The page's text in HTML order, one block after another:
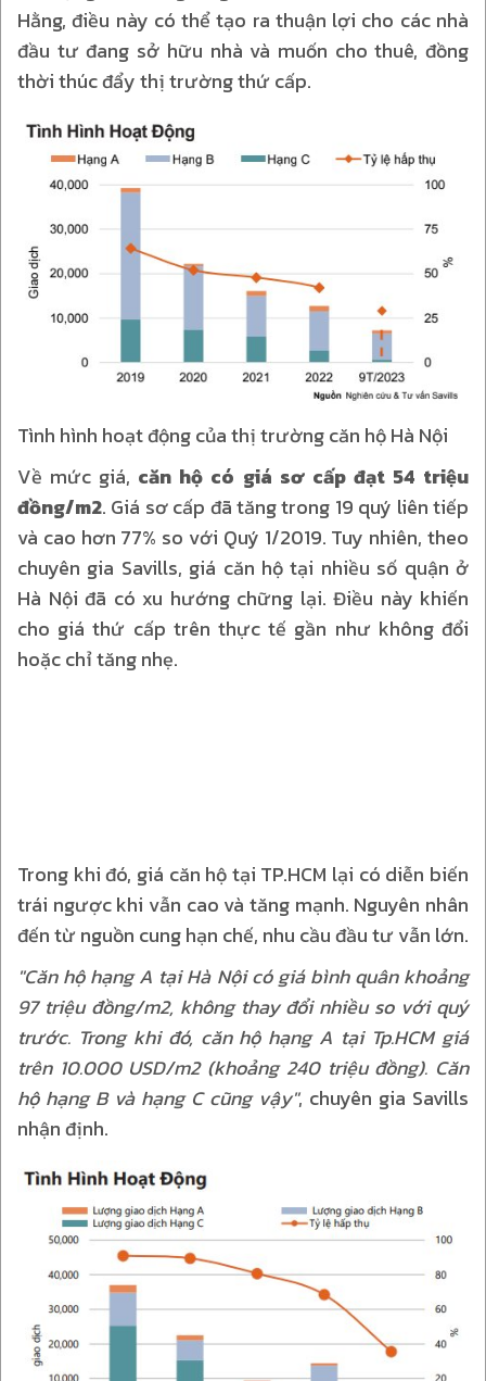
Hằng, điều này có thể tạo ra thuận lợi cho các nhà
đầu tư đang sở hữu nhà và muốn cho thuê, đồng
thời thúc đẩy thị trường thứ cấp.
Tình hình hoạt động của thị trường căn hộ Hà Nội
Về mức giá, căn hộ có giá sơ cấp đạt 54 triệu
đồng/m2. Giá sơ cấp đã tăng trong 19 quý liên tiếp
và cao hơn 77% so với Quý 1/2019. Tuy nhiên, theo
chuyên gia Savills, giá căn hộ tại nhiều số quận ở
Hà Nội đã có xu hướng chững lại. Điều này khiến
cho giá thứ cấp trên thực tế gần như không đổi
hoặc chỉ tăng nhẹ.
Trong khi đó, giá căn hộ tại TP.HCM lại có diễn biến
trái ngược khi vẫn cao và tăng mạnh. Nguyên nhân
đến từ nguồn cung hạn chế, nhu cầu đầu tư vẫn lớn.
"Căn hộ hạng A tại Hà Nội có giá bình quân khoảng
97 triệu đồng/m2, không thay đổi nhiều so với quý
trước. Trong khi đó, căn hộ hạng A tại Tp.HCM giá
trên 10.000 USD/m2 (khoảng 240 triệu đồng). Căn
hộ hạng B và hạng C cũng vậy", chuyên gia Savills
nhận định.